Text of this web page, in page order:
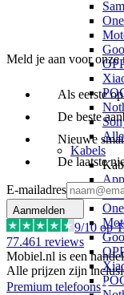
Kabels
Meld je aan voor onze
Als eerste
De beste
Nieuwe
De laatste
E-mailadres
Aanmelden
9/10 op
77.461 reviews
Mobiel.nl is een
Alle prijzen zijn
Premium telefoons